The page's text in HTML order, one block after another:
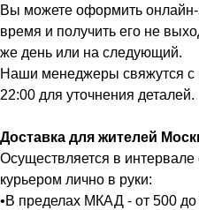
Вы можете оформить
время и получить его не
же день или на следующий.
Наши менеджеры свяжутся с
22:00 для уточнения деталей.
Доставка для жителей
Осуществляется в
курьером лично в руки:
•В пределах МКАД - от 500 до